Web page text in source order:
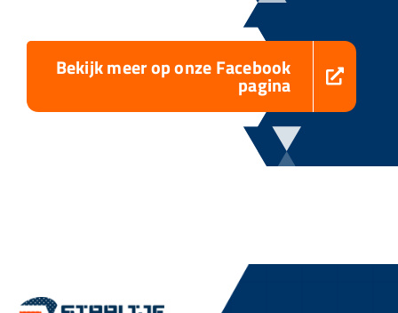
Bekijk meer op onze Facebook
pagina